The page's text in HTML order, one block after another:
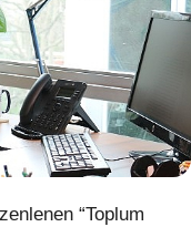
Instagram
Youtube
Pinterest“Toplum